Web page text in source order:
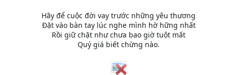
Hãy để cuộc đời vay trước những yêu thương
Đặt vào bàn tay lúc nghe mình hờ hững nhất
Rồi giữ chặt như chưa bao giờ tuột mất
Quý giá biết chừng nào.